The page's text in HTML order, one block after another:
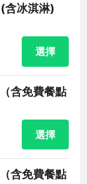
含冰淇淋)
選擇
含免費餐點
選擇
含免費餐點